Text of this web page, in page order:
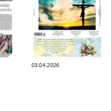
03.04.2026